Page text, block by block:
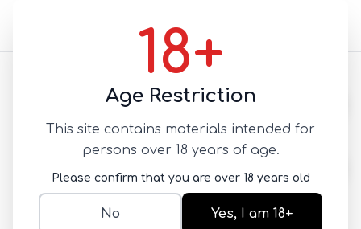
18+
Age Restriction
This site contains materials intended for
persons over 18 years of age.
Please confirm that you are over 18 years old
No Yes, I am 18+
Olo Condoms Performa
10шт
СУПЕРТОНКИЕ